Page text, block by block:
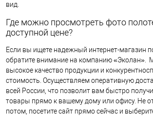
вид.
Где можно просмотреть фото
доступной цене?
Если вы ищете надежный интернет-магазин
обратите внимание на компанию «Эколан».
высокое качество продукции и
стоимость. Осуществляем оперативную
всей России, что позволит вам быстро
товары прямо к вашему дому или офису. Не
потом, посетите сайт прямо сейчас и